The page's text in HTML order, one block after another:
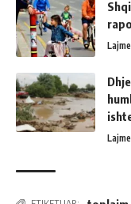
Lajme
Lajme